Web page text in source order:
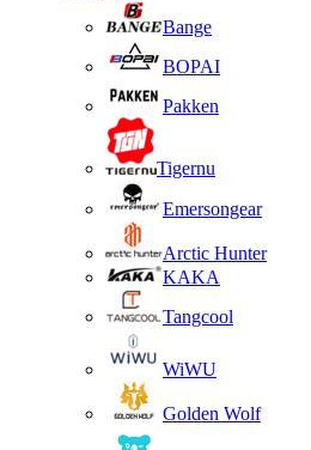
Bange
BOPAI
Pakken
Tigernu
Emersongear
Arctic Hunter
KAKA
Tangcool
WiWU
Golden Wolf